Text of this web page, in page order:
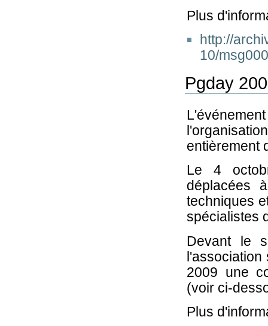
Plus
http://
10/
Pgday
entièrement
Le 4
déplacées
techniques
spécialistes
Devant le
l'association
2009 une
(voir ci-
Plus